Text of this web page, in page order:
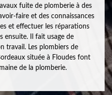
fuite de plomberie à des
faire et des connaissances
et effectuer les réparations
ensuite. Il fait usage de
travail. Les plombiers de
située à Floudes font
de la plomberie.